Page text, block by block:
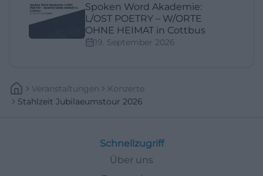
Spoken Word Akademie:
L/OST POETRY – W/ORTE
OHNE HEIMAT in Cottbus
19. September 2026
Veranstaltungen
Konzerte
Stahlzeit Jubilaeumstour 2026
Schnellzugriff
Über uns